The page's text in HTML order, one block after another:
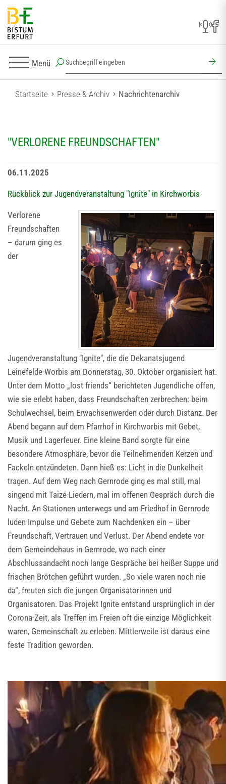
Menü
Startseite Presse & Archiv Nachrichtenarchiv
"VERLORENE FREUNDSCHAFTEN"
06.11.2025
Rückblick zur Jugendveranstaltung "Ignite" in Kirchworbis
Verlorene
Freundschaften
– darum ging es
der
Jugendveranstaltung "Ignite", die die Dekanatsjugend
Leinefelde-Worbis am Donnerstag, 30. Oktober organisiert hat.
Unter dem Motto „lost friends“ berichteten Jugendliche offen,
wie sie erlebt haben, dass Freundschaften zerbrechen: beim
Schulwechsel, beim Erwachsenwerden oder durch Distanz. Der
Abend begann auf dem Pfarrhof in Kirchworbis mit Gebet,
Musik und Lagerfeuer. Eine kleine Band sorgte für eine
besondere Atmosphäre, bevor die Teilnehmenden Kerzen und
Fackeln entzündeten. Dann hieß es: Licht in die Dunkelheit
tragen. Auf dem Weg nach Gernrode ging es mal still, mal
singend mit Taizé-Liedern, mal im offenen Gespräch durch die
Nacht. An Stationen unterwegs und am Friedhof in Gernrode
luden Impulse und Gebete zum Nachdenken ein – über
Freundschaft, Vertrauen und Verlust. Der Abend endete vor
dem Gemeindehaus in Gernrode, wo nach einer
Abschlussandacht noch lange Gespräche bei heißer Suppe und
frischen Brötchen geführt wurden. „So viele waren noch nie
da“, freuten sich die jungen Organisatorinnen und
Organisatoren. Das Projekt Ignite entstand ursprünglich in der
Corona-Zeit, als Treffen im Freien oft die einzige Möglichkeit
waren, Gemeinschaft zu erleben. Mittlerweile ist daraus eine
feste Tradition geworden.